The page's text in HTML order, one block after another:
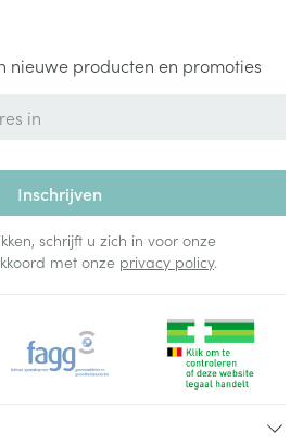
nieuwe producten en promoties
Inschrijven
schrijft u zich in voor onze
met onze privacy policy.